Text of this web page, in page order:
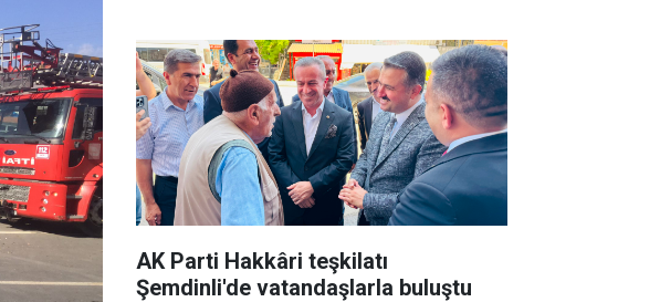
AK Parti Hakkâri teşkilatı
Şemdinli'de vatandaşlarla buluştu